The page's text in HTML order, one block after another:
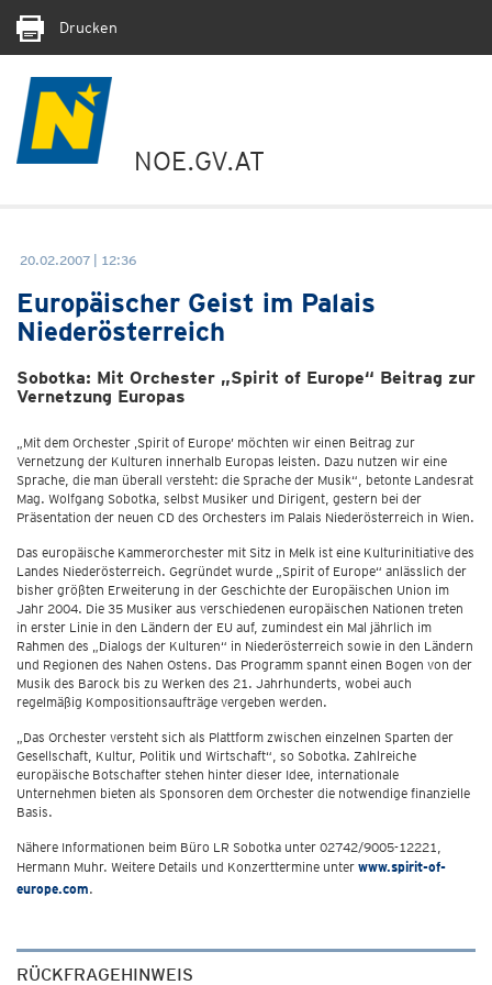
Drucken
NOE.GV.AT
20.02.2007 | 12:36
Europäischer Geist im Palais
Niederösterreich
Sobotka: Mit Orchester „Spirit of Europe“ Beitrag zur
Vernetzung Europas
„Mit dem Orchester ‚Spirit of Europe’ möchten wir einen Beitrag zur
Vernetzung der Kulturen innerhalb Europas leisten. Dazu nutzen wir eine
Sprache, die man überall versteht: die Sprache der Musik“, betonte Landesrat
Mag. Wolfgang Sobotka, selbst Musiker und Dirigent, gestern bei der
Präsentation der neuen CD des Orchesters im Palais Niederösterreich in Wien.
Das europäische Kammerorchester mit Sitz in Melk ist eine Kulturinitiative des
Landes Niederösterreich. Gegründet wurde „Spirit of Europe“ anlässlich der
bisher größten Erweiterung in der Geschichte der Europäischen Union im
Jahr 2004. Die 35 Musiker aus verschiedenen europäischen Nationen treten
in erster Linie in den Ländern der EU auf, zumindest ein Mal jährlich im
Rahmen des „Dialogs der Kulturen“ in Niederösterreich sowie in den Ländern
und Regionen des Nahen Ostens. Das Programm spannt einen Bogen von der
Musik des Barock bis zu Werken des 21. Jahrhunderts, wobei auch
regelmäßig Kompositionsaufträge vergeben werden.
„Das Orchester versteht sich als Plattform zwischen einzelnen Sparten der
Gesellschaft, Kultur, Politik und Wirtschaft“, so Sobotka. Zahlreiche
europäische Botschafter stehen hinter dieser Idee, internationale
Unternehmen bieten als Sponsoren dem Orchester die notwendige finanzielle
Basis.
Nähere Informationen beim Büro LR Sobotka unter 02742/9005-12221,
Hermann Muhr. Weitere Details und Konzerttermine unter www.spirit-of-
europe.com.
RÜCKFRAGEHINWEIS